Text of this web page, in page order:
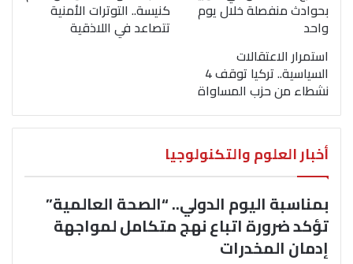
بحوادث منفصلة خلال يوم
واحد
كنيسة.. التوترات الأمنية
تتصاعد في اللاذقية
استمرار الاعتقالات
السياسية.. تركيا توقف 4
نشطاء من حزب المساواة
أخبار العلوم والتكنولوجيا
بمناسبة اليوم الدولي.. “الصحة العالمية”
تؤكد ضرورة اتباع نهج متكامل لمواجهة
إدمان المخدرات